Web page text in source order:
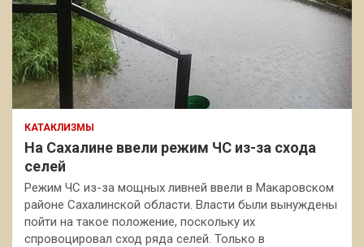
КАТАКЛИЗМЫ
На Сахалине ввели режим ЧС из-за схода
селей
Режим ЧС из-за мощных ливней ввели в Макаровском
районе Сахалинской области. Власти были вынуждены
пойти на такое положение, поскольку их
спровоцировал сход ряда селей. Только в